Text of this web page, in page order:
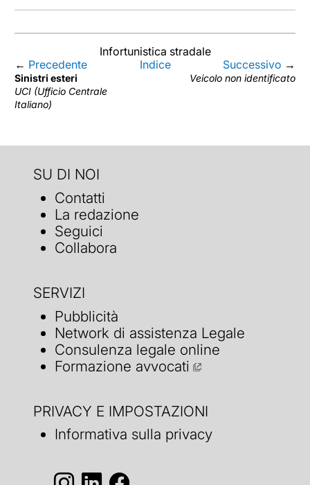
Infortunistica stradale
← Precedente
Sinistri esteri
UCI (Ufficio Centrale
Italiano)
Indice Successivo →
Veicolo non identificato
SU DI NOI
Contatti
La redazione
Seguici
Collabora
SERVIZI
Pubblicità
Network di assistenza Legale
Consulenza legale online
Formazione avvocati
PRIVACY E IMPOSTAZIONI
Informativa sulla privacy